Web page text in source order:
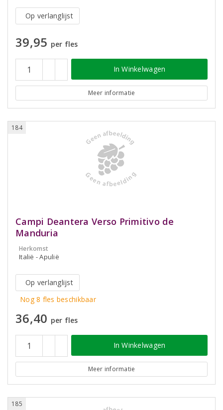
Op verlanglijst
39,95 per fles
In Winkelwagen
Meer informatie
184
Campi Deantera Verso Primitivo de
Manduria
Herkomst
Italië - Apulië
Op verlanglijst
Nog 8 fles beschikbaar
36,40 per fles
In Winkelwagen
Meer informatie
185